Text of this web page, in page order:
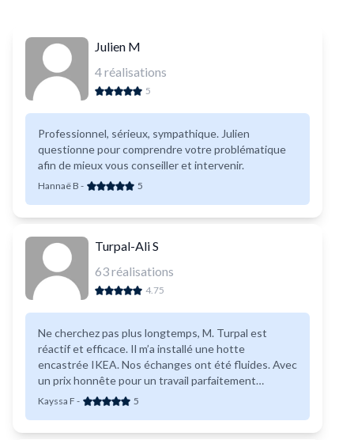
Julien M
4réalisations
5
Professionnel, sérieux, sympathique. Julien
questionne pour comprendre votre problématique
afin de mieux vous conseiller et intervenir.
Hannaë B - 5
Turpal-Ali S
63réalisations
4.75
Ne cherchez pas plus longtemps, M. Turpal est
réactif et efficace. Il m’a installé une hotte
encastrée IKEA. Nos échanges ont été fluides. Avec
un prix honnête pour un travail parfaitement
exécuté.
Kayssa F - 5